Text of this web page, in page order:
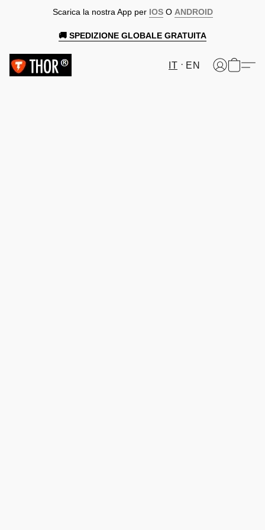
Scarica la nostra App per IOSO ANDROID
🚚 SPEDIZIONE GLOBALE GRATUITA
IT EN